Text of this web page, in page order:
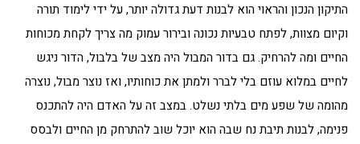
התיקון הנכון והראוי הוא לבנות דעת גדולה יותר, על ידי לימוד תורה
וקיום מצוות, לפתח טבעיות נכונה ובירור עמוק מה צריך לקחת מכוחות
החיים ומה להרחיק. גם בדור המבול היה מצב של בלבול, הדור ניגש
לחיים במלוא עוזם בלי לברר ולמתן את כוחותיו, ואז נוצר מבול, נוצרה
מהומה של שפע מים בלתי נשלט. במצב זה על האדם היה להתכנס
פנימה, לבנות תיבת נח שבה הוא יוכל שוב להתרחק מן החיים ולבסס